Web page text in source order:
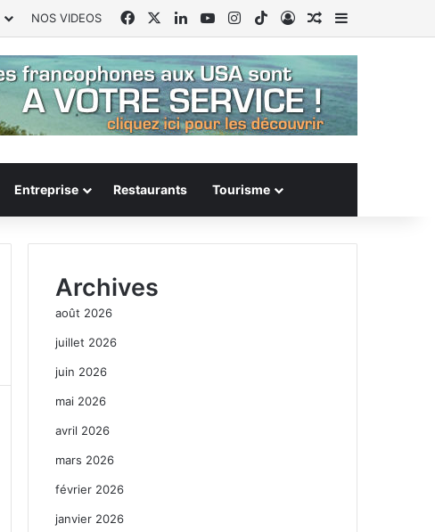
NOS VIDEOS FacebookLinkedinYouTubeInstagram
TikTokConnexion
Article Aléatoire
Sidebar
Entreprise Restaurants Tourisme
Archives
août 2026
juillet 2026
juin 2026
mai 2026
avril 2026
mars 2026
février 2026
janvier 2026